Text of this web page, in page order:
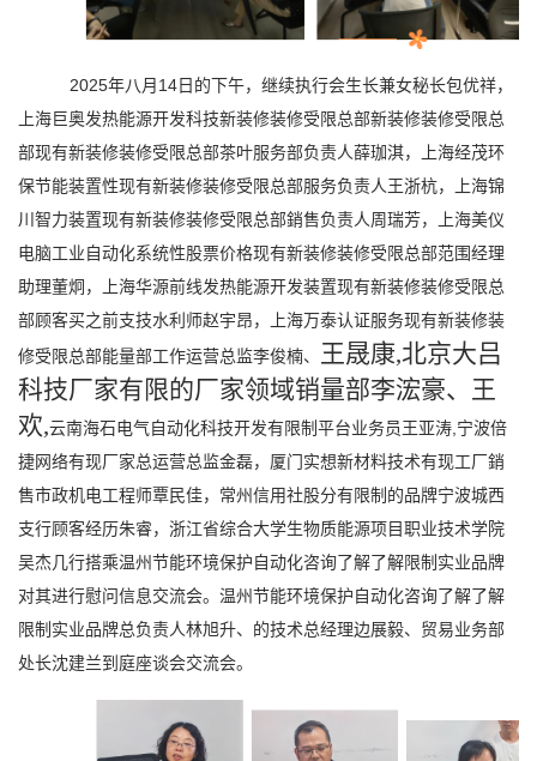
2025年八月14日的下午，继续执行会生长兼女秘长包优祥，
上海巨奥发热能源开发科技新装修装修受限总部新装修装修受限总
部现有新装修装修受限总部茶叶服务部负责人薛珈淇，上海经茂环
保节能装置性现有新装修装修受限总部服务负责人王浙杭，上海锦
川智力装置现有新装修装修受限总部銷售负责人周瑞芳，上海美仪
电脑工业自动化系统性股票价格现有新装修装修受限总部范围经理
助理董炯，上海华源前线发热能源开发装置现有新装修装修受限总
部顾客买之前支技水利师赵宇昂，上海万泰认证服务现有新装修装
修受限总部能量部工作运营总监李俊楠、
王晟康,北京大吕
科技厂家有限的厂家领域销量部李浤豪、王
欢,云南海石电气自动化科技开发有限制平台业务员王亚涛,宁波倍
捷网络有现厂家总运营总监金磊，厦门实想新材料技术有现工厂銷
售市政机电工程师覃民佳，常州信用社股分有限制的品牌宁波城西
支行顾客经历朱睿，浙江省综合大学生物质能源项目职业技术学院
吴杰几行搭乘温州节能环境保护自动化咨询了解了解限制实业品牌
对其进行慰问信息交流会。温州节能环境保护自动化咨询了解了解
限制实业品牌总负责人林旭升、的技术总经理边展毅、贸易业务部
处长沈建兰到庭座谈会交流会。